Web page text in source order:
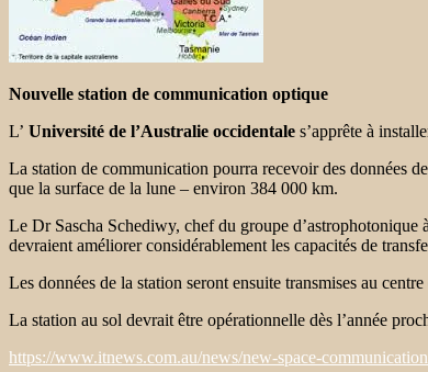
Nouvelle station de communication optique
L’ Université de l’Australie occidentale s’apprête à
La station de communication pourra recevoir des données
que la surface de la lune – environ 384 000 km.
Le Dr Sascha Schediwy, chef du groupe
devraient améliorer considérablement les capacités de
Les données de la station seront ensuite transmises au
La station au sol devrait être opérationnelle dès l’année
https://www.itnews.com.au/news/new-space-